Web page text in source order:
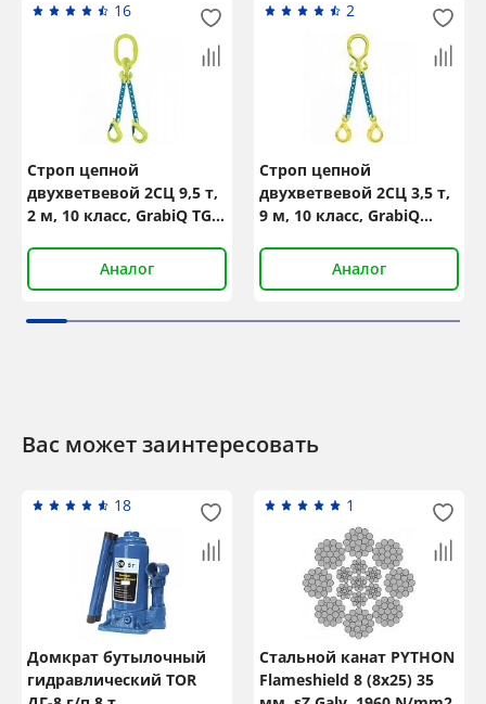
16
Строп цепной
двухветвевой 2СЦ 9,5 т,
2 м, 10 класс, GrabiQ TG2-
Аналог
2
Строп цепной
двухветвевой 2СЦ 3,5 т,
9 м, 10 класс, GrabiQ
Аналог
Вас может заинтересовать
18
Домкрат бутылочный
гидравлический TOR
1
Стальной канат PYTHON
Flameshield 8 (8x25) 35